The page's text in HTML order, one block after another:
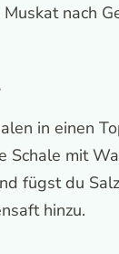
nach
in einen
Schale mit
fügst du
hinzu.